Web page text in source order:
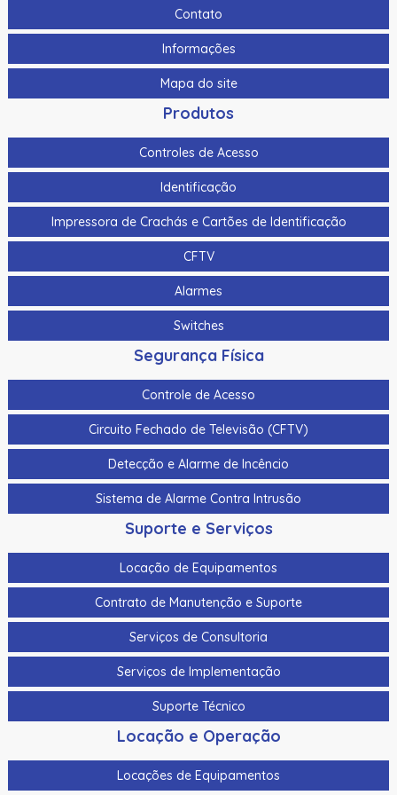
As-1153 | Assa Abloy | Botoeira Em Alumínio
Bat-7 | Assa Abloy | Bateria De Gel Selada
Botao De Panico Sem Fio Hikvision Ds-Pdeb1-Eg2-We(B)
Botao De Saida Quebra Vidro Hikvision Ds-K7Peb/Green
Botao Panico Para Termnais Mobile Hikvision Ds-1530Hmi
Botoeira/Botao De Saida Aco Inoxidavel Hikvision Ds-
Botoeira/Botao De Saida Sem Toque Aco Inoxidavel
Hikvision Ds-K7P04 86X50X34Mm
Bts400 | Assa Abloy | Botoeira Tipo “No Touch”
Cabo Para Cameras Mobile 2 Metros Hikvision Ds-
Cabo Para Cameras Mobile 4 Metros Hikvision Ds-
Cadastrador De Cartoes Hikvision Ds-K1F100-D8E Dupla
Frequencia 125Khz (Em) E 13,56Mhz (Mifare)
Cadastrador Impressao Digital Hikvision Ds-K1F820-F
Cartao De Memoria Hikvision Hs-Tf-H1I 32G
Cartao De Proximidade Rfid Hikvision Ds-K7M101-E0 Freq.
Em 125Khz Em Pvc
Cartao De Proximidade Rfid Hikvision Ds-Kem125 Em
125Khz
Cartao De Proximidade Rfid Hikvision Fm11Rf08-M1 Mifare
Cartao De Proximidade Rfid Hikvision Frequencia Dupla
Mifare 13,56Mhz E Em 125Khz Em Pvc
Contato
Informações
Mapa do site
Produtos
Controles de Acesso
Identificação
Impressora de Crachás e Cartões de Identificação
CFTV
Alarmes
Switches
Segurança Física
Controle de Acesso
Circuito Fechado de Televisão (CFTV)
Detecção e Alarme de Incêncio
Sistema de Alarme Contra Intrusão
Suporte e Serviços
Locação de Equipamentos
Contrato de Manutenção e Suporte
Serviços de Consultoria
Serviços de Implementação
Suporte Técnico
Locação e Operação
Locações de Equipamentos